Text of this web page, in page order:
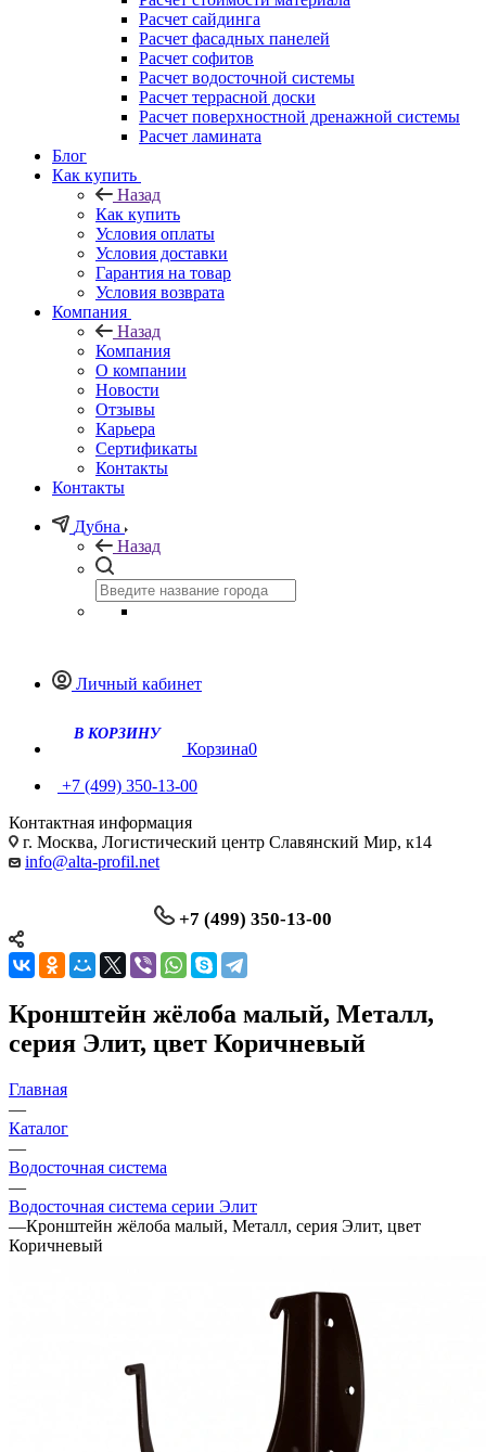
Расчет сайдинга
Расчет фасадных панелей
Расчет софитов
Расчет водосточной системы
Расчет террасной доски
Расчет поверхностной дренажной системы
Расчет ламината
Блог
Как купить
Назад
Как купить
Условия оплаты
Условия доставки
Гарантия на товар
Условия возврата
Компания
Назад
Компания
О компании
Новости
Отзывы
Карьера
Сертификаты
Контакты
Контакты
Дубна
Назад
Личный кабинет
В КОРЗИНУ
Корзина0
+7 (499) 350-13-00
Контактная информация
г. Москва, Логистический центр Славянский Мир, к14
info@alta-profil.net
+7 (499) 350-13-00
Кронштейн жёлоба малый, Металл,
серия Элит, цвет Коричневый
Главная
—
Каталог
—
Водосточная система
—
Водосточная система серии Элит
—Кронштейн жёлоба малый, Металл, серия Элит, цвет
Коричневый